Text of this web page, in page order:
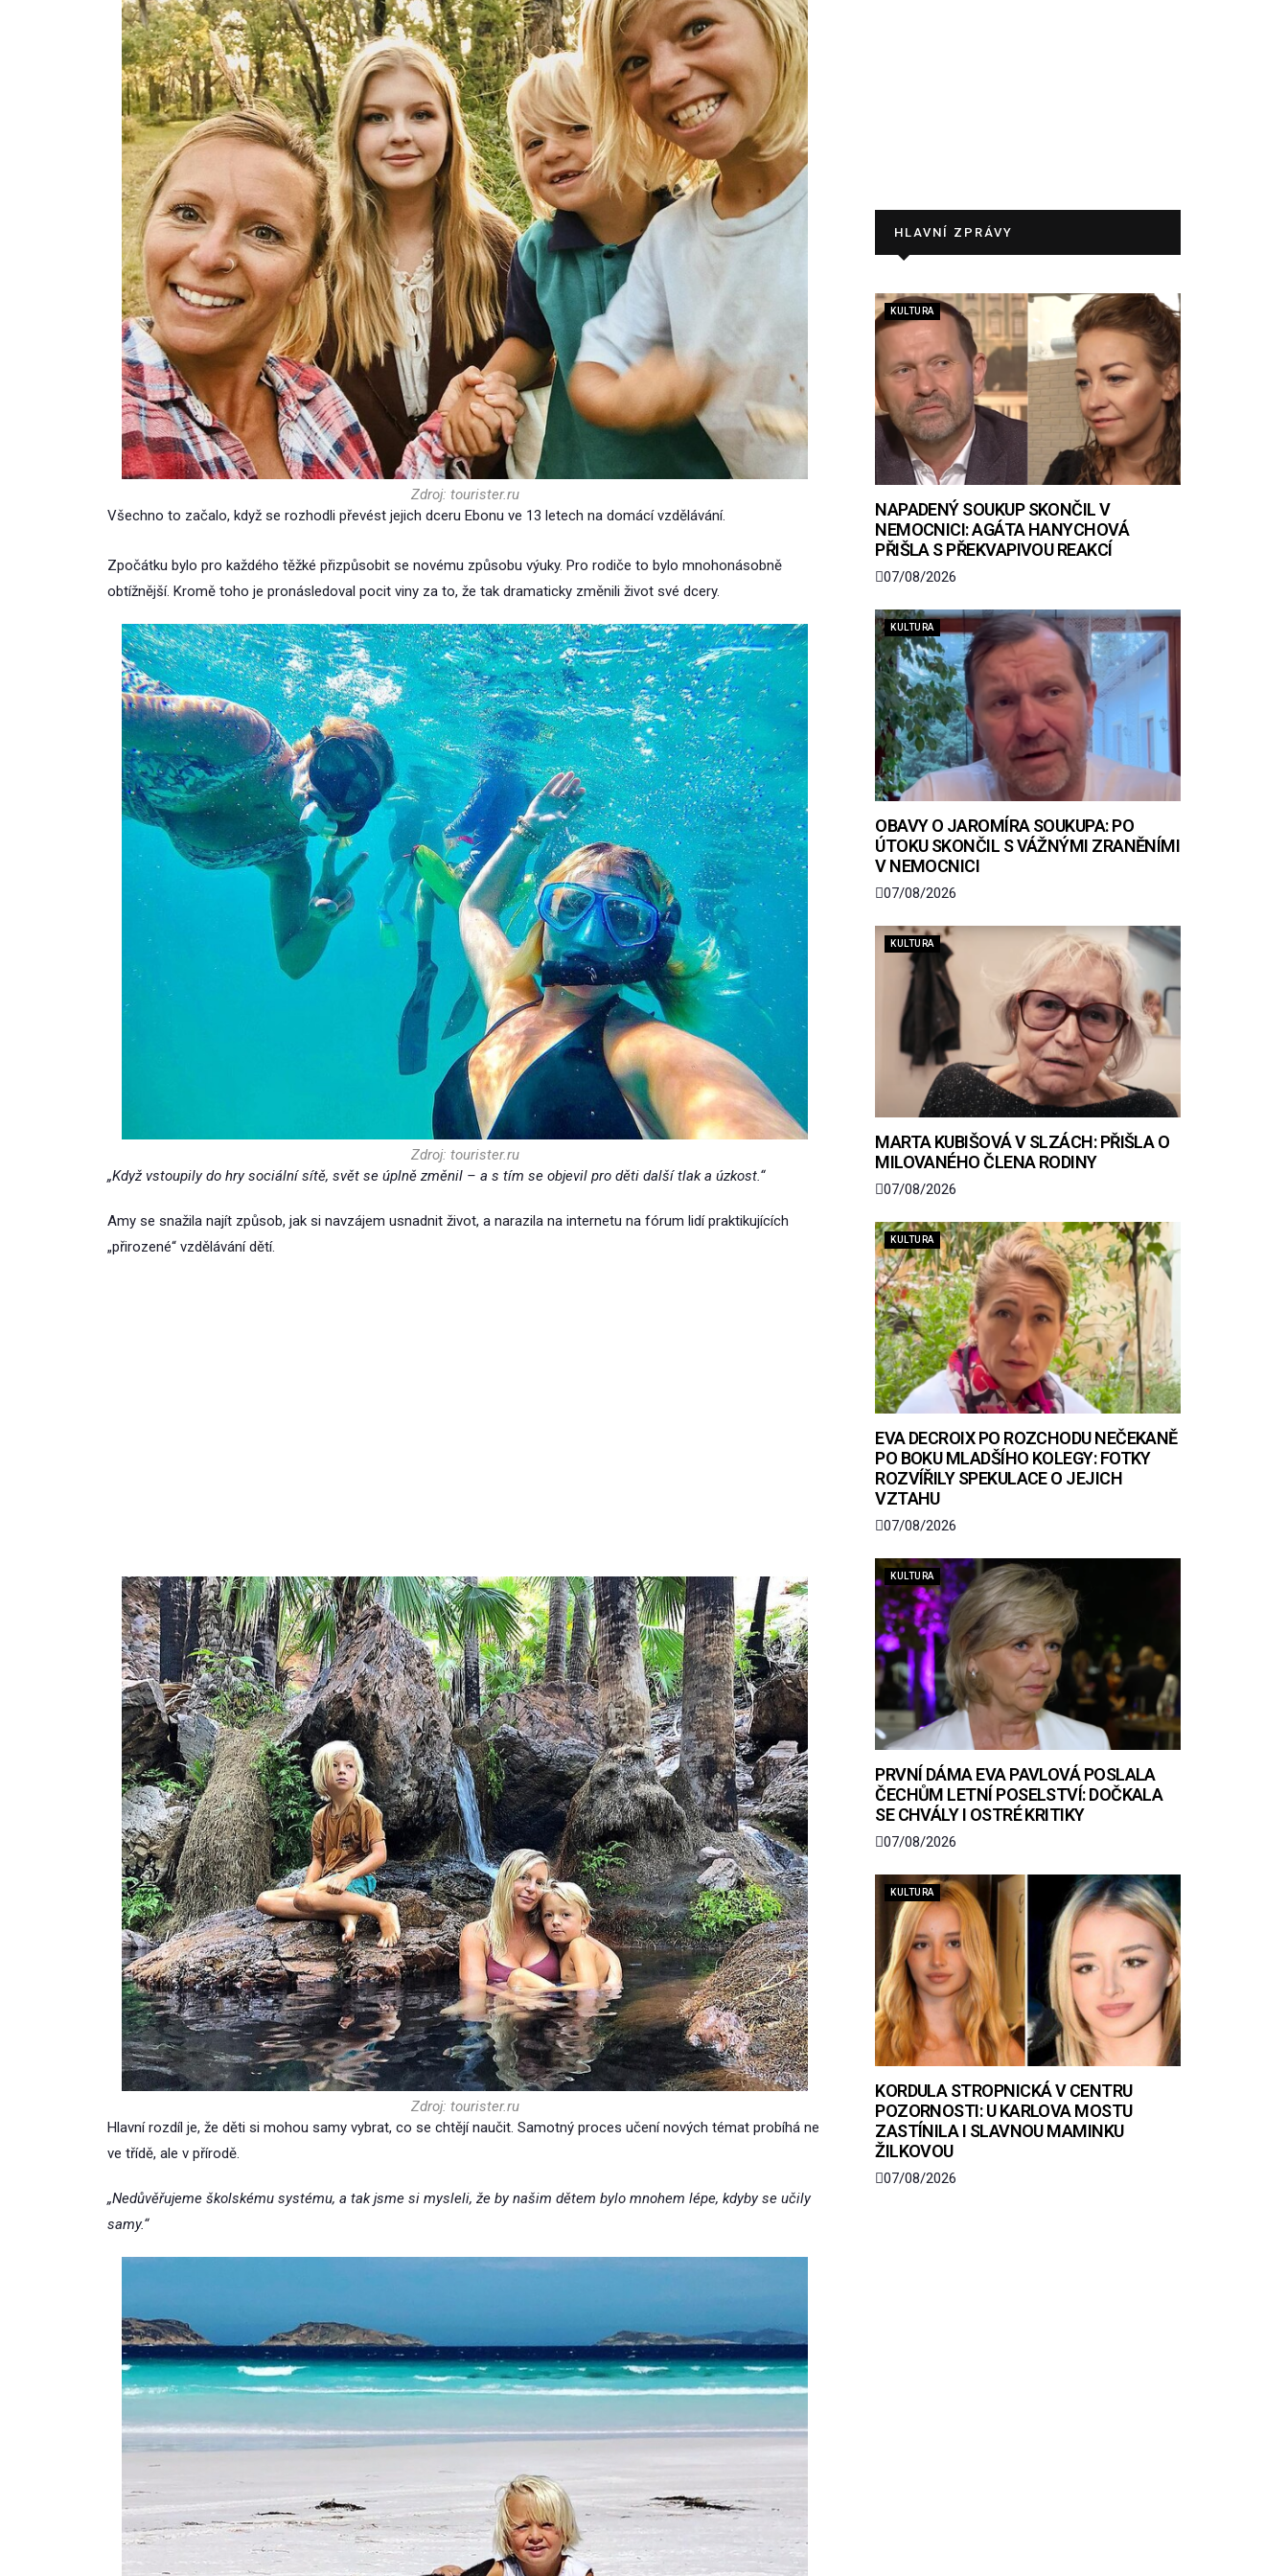
Zdroj: tourister.ru
Všechno to začalo, když se rozhodli převést jejich dceru Ebonu ve 13 letech na domácí vzdělávání.
Zpočátku bylo pro každého těžké přizpůsobit se novému způsobu výuky. Pro rodiče to bylo mnohonásobně
obtížnější. Kromě toho je pronásledoval pocit viny za to, že tak dramaticky změnili život své dcery.
Zdroj: tourister.ru
„Když vstoupily do hry sociální sítě, svět se úplně změnil – a s tím se objevil pro děti další tlak a úzkost.“
Amy se snažila najít způsob, jak si navzájem usnadnit život, a narazila na internetu na fórum lidí praktikujících
„přirozené“ vzdělávání dětí.
Zdroj: tourister.ru
Hlavní rozdíl je, že děti si mohou samy vybrat, co se chtějí naučit. Samotný proces učení nových témat probíhá ne
ve třídě, ale v přírodě.
„Nedůvěřujeme školskému systému, a tak jsme si mysleli, že by našim dětem bylo mnohem lépe, kdyby se učily
samy.“
HLAVNÍ ZPRÁVY
KULTURA
NAPADENÝ SOUKUP SKONČIL V
NEMOCNICI: AGÁTA HANYCHOVÁ
PŘIŠLA S PŘEKVAPIVOU REAKCÍ
07/08/2026
KULTURA
OBAVY O JAROMÍRA SOUKUPA: PO
ÚTOKU SKONČIL S VÁŽNÝMI ZRANĚNÍMI
V NEMOCNICI
07/08/2026
KULTURA
MARTA KUBIŠOVÁ V SLZÁCH: PŘIŠLA O
MILOVANÉHO ČLENA RODINY
07/08/2026
KULTURA
EVA DECROIX PO ROZCHODU NEČEKANĚ
PO BOKU MLADŠÍHO KOLEGY: FOTKY
ROZVÍŘILY SPEKULACE O JEJICH
VZTAHU
07/08/2026
KULTURA
PRVNÍ DÁMA EVA PAVLOVÁ POSLALA
ČECHŮM LETNÍ POSELSTVÍ: DOČKALA
SE CHVÁLY I OSTRÉ KRITIKY
07/08/2026
KULTURA
KORDULA STROPNICKÁ V CENTRU
POZORNOSTI: U KARLOVA MOSTU
ZASTÍNILA I SLAVNOU MAMINKU
ŽILKOVOU
07/08/2026